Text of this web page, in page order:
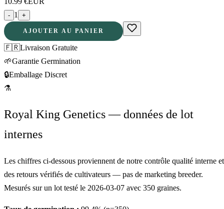
- 1 +
AJOUTER AU PANIER
🇫🇷Livraison Gratuite
🌱Garantie Germination
🔒Emballage Discret
⚗
Royal King Genetics — données de lot
internes
Les chiffres ci-dessous proviennent de notre contrôle qualité interne et
des retours vérifiés de cultivateurs — pas de marketing breeder.
Mesurés sur un lot testé le 2026-03-07 avec 350 graines.